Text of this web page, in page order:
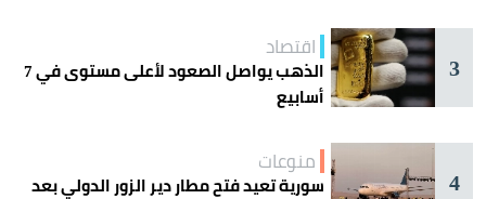
3
اقتصاد
الذهب يواصل الصعود لأعلى مستوى في 7
أسابيع
4
منوعات
سورية تعيد فتح مطار دير الزور الدولي بعد